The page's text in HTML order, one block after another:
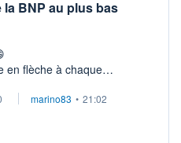
la BNP au plus bas
en flèche à chaque
top pour sa retraite.
marino83 • 21:02